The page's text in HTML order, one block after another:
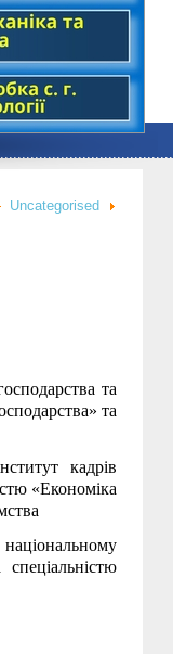
Uncategorised
та
та
кадрів
«Економіка